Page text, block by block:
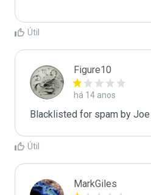
Útil
Figure10
há 14 anos
Blacklisted for spam by Joe
Útil
MarkGiles